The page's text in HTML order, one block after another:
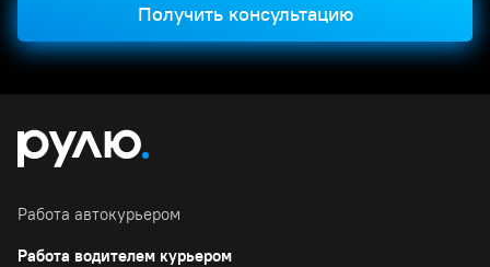
Получить консультацию
Работа автокурьером
Работа водителем курьером